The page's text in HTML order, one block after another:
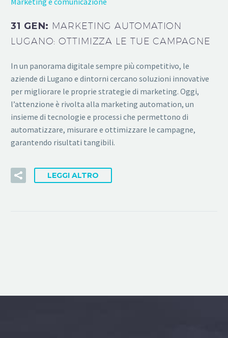
31 GEN: MARKETING AUTOMATION
LUGANO: OTTIMIZZA LE TUE CAMPAGNE
In un panorama digitale sempre più competitivo, le
aziende di Lugano e dintorni cercano soluzioni innovative
per migliorare le proprie strategie di marketing. Oggi,
l’attenzione è rivolta alla marketing automation, un
insieme di tecnologie e processi che permettono di
automatizzare, misurare e ottimizzare le campagne,
garantendo risultati tangibili.
LEGGI ALTRO